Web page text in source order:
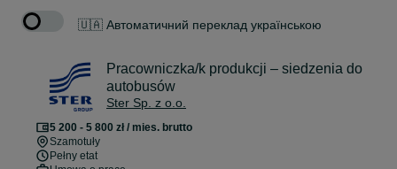
🇺🇦 Автоматичний переклад українською
Pracowniczka/k produkcji – siedzenia do
autobusów
Ster Sp. z o.o.
5 200 - 5 800 zł / mies. brutto
Szamotuły
Pełny etat